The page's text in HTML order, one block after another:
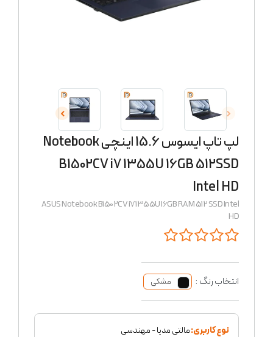
لپ تاپ ایسوس 15.6 اینچی Notebook
B1502CV i7 1355U 16GB 512SSD
Intel HD
ASUS Notebook B1502CV i7 1355U 16GB RAM 512 SSD Intel
HD
انتخاب رنگ : مشکی
نوع کاربری:مالتی مدیا - مهندسی